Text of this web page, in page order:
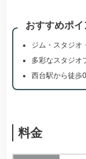
おすすめポイ
ジム・スタジオ
多彩なスタジオ
西台駅から徒歩
料金